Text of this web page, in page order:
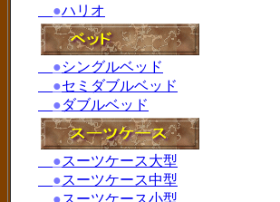
●ハリオ
●シングルベッド
●セミダブルベッド
●ダブルベッド
●スーツケース大型
●スーツケース中型
●スーツケース小型